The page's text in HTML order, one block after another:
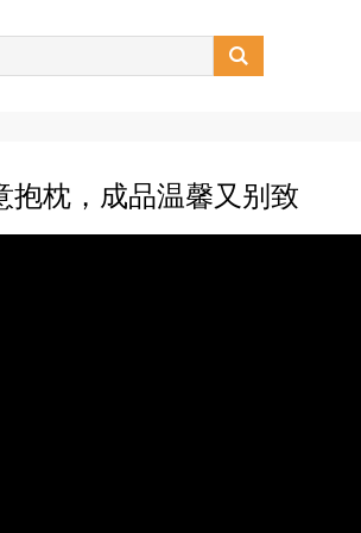

抱枕，成品温馨又别致